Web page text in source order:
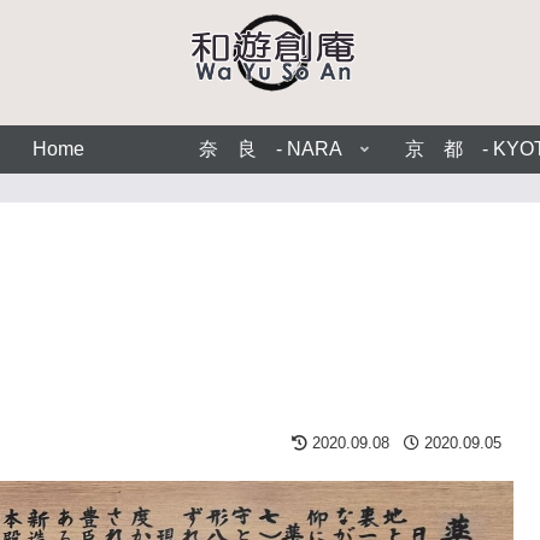
Home 奈 良 - NARA 京 都 -
2020.09.08 2020.09.05